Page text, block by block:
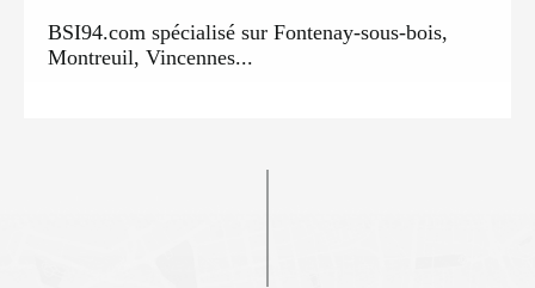
BSI94.com spécialisé sur Fontenay-sous-bois,
Montreuil, Vincennes...